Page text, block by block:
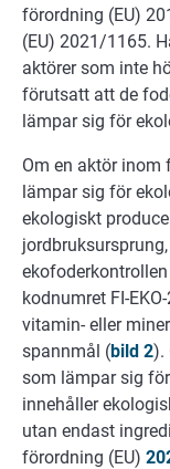
förordning (EU)
(EU) 2021/1165.
aktörer som inte
förutsatt att de
lämpar sig för
Om en aktör inom
lämpar sig för
ekologiskt
kodnumret FI-
vitamin- eller
spannmål (bild 2).
som lämpar sig
innehåller
utan endast
förordning (EU)